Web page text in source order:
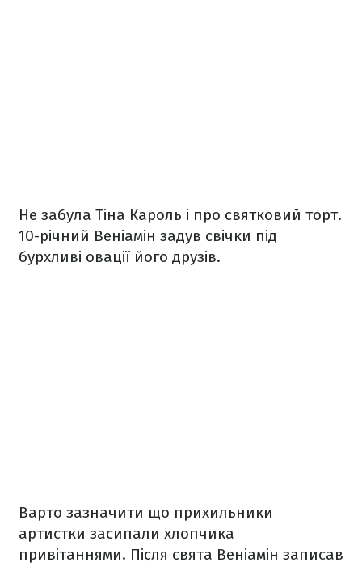
Не забула Тіна Кароль і про святковий торт.
10-річний Веніамін задув свічки під
бурхливі овації його друзів.
Варто зазначити що прихильники
артистки засипали хлопчика
привітаннями. Після свята Веніамін записав